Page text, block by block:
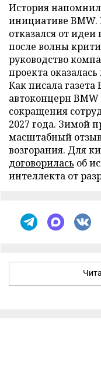
История
инициативе BMW.
отказался от
после волны
руководство
проекта
Как писала
автоконцерн BMW
сокращения
2027 года. Зимой
масштабный
возгорания. Для
договорилась об
интеллекта от